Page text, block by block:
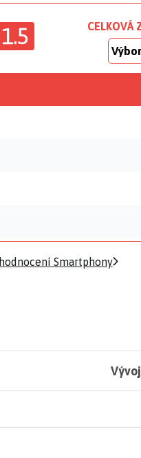
1.5 CELKOVÁ
hodnocení Smartphony